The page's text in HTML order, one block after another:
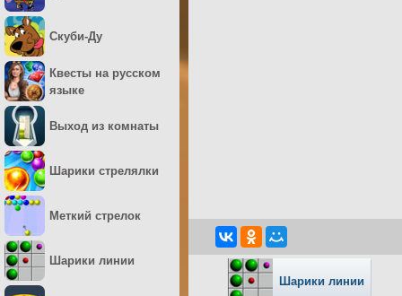
Шарики линии
Скуби-Ду
Квесты на русском
языке
Выход из комнаты
Шарики стрелялки
Меткий стрелок
Шарики линии